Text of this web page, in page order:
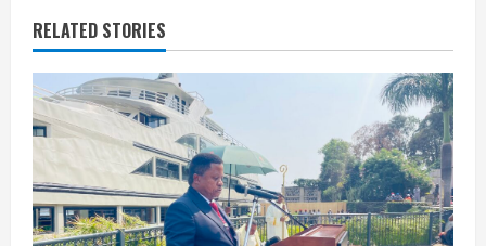
RELATED STORIES